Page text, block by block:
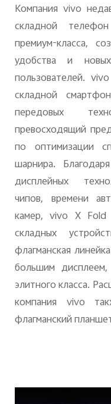
Компания vivo
складной
премиум-класса,
удобства и
пользователей.vivo
складной
передовых
превосходящий
по оптимизации
шарнира.
дисплейных
чипов, времени
камер,vivo X Fold
складных
флагманская
большим
элитного класса.
компания vivo
флагманский